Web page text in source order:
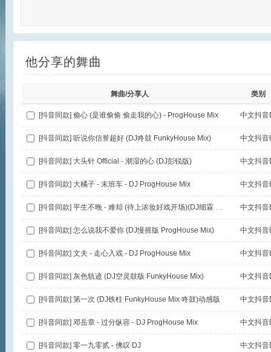
他分享的舞曲
舞曲/分享人 类别
[抖音同款] 偷心 (是谁偷偷 偷走我的心) - ProgHouse Mix 中文抖音
[抖音同款] 听说你信誉超好 (DJ咚鼓 FunkyHouse Mix) 中文抖音
[抖音同款] 大头针 Official - 潮湿的心 (DJ彭锐版) 中文抖音
[抖音同款] 大橘子 - 末班车 - DJ ProgHouse Mix 中文抖音
[抖音同款] 平生不晚 - 难却 (待上浓妆好戏开场)(DJ细霖 ProgHouse Mix) 中文抖音
[抖音同款] 怎么说我不爱你 (DJ慢摇版 ProgHouse Mix) 中文抖音
[抖音同款] 文夫 - 走心入戏 - DJ ProgHouse Mix 中文抖音
[抖音同款] 灰色轨迹 (DJ空灵鼓版 FunkyHouse Mix) 中文抖音
[抖音同款] 第一次 (DJ铁柱 FunkyHouse Mix 咚鼓)动感版 中文抖音
[抖音同款] 邓岳章 - 过分纵容 - DJ ProgHouse Mix 中文抖音
[抖音同款] 零一九零贰 - 佛叹 DJ 中文抖音